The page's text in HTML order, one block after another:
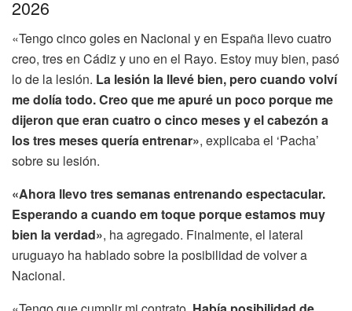
2026
«Tengo cinco goles en Nacional y en España llevo cuatro
creo, tres en Cádiz y uno en el Rayo. Estoy muy bien, pasó
lo de la lesión. La lesión la llevé bien, pero cuando volví
me dolía todo. Creo que me apuré un poco porque me
dijeron que eran cuatro o cinco meses y el cabezón a
los tres meses quería entrenar», explicaba el ‘Pacha’
sobre su lesión.
«Ahora llevo tres semanas entrenando espectacular.
Esperando a cuando em toque porque estamos muy
bien la verdad», ha agregado. Finalmente, el lateral
uruguayo ha hablado sobre la posibilidad de volver a
Nacional.